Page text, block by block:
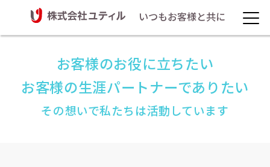
いつもお客様と共に
お客様のお役に立ちたい
お客様の生涯パートナーでありたい
その想いで私たちは活動しています